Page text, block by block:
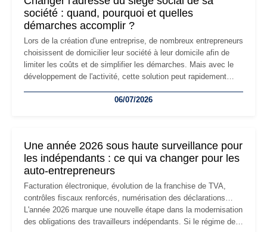
société : quand, pourquoi et quelles
démarches accomplir ?
Lors de la création d'une entreprise, de nombreux entrepreneurs
choisissent de domicilier leur société à leur domicile afin de
limiter les coûts et de simplifier les démarches. Mais avec le
développement de l'activité, cette solution peut rapidement
professionnels, recrutement, image de marque… Le
06/07/2026
Une année 2026 sous haute surveillance pour
les indépendants : ce qui va changer pour les
auto-entrepreneurs
Facturation électronique, évolution de la franchise de TVA,
contrôles fiscaux renforcés, numérisation des déclarations…
L'année 2026 marque une nouvelle étape dans la modernisation
des obligations des travailleurs indépendants. Si le régime de